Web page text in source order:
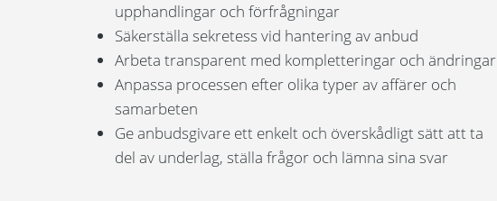
upphandlingar och förfrågningar
Säkerställa sekretess vid hantering av anbud
Arbeta transparent med kompletteringar och ändringar
Anpassa processen efter olika typer av affärer och
samarbeten
Ge anbudsgivare ett enkelt och överskådligt sätt att ta
del av underlag, ställa frågor och lämna sina svar